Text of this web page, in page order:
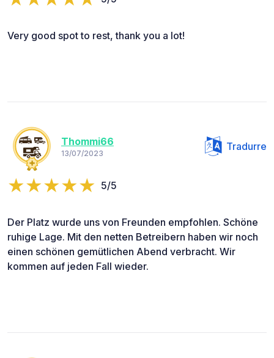
Very good spot to rest, thank you a lot!
Thommi66
13/07/2023
Tradurre
5/5
Der Platz wurde uns von Freunden empfohlen. Schöne
ruhige Lage. Mit den netten Betreibern haben wir noch
einen schönen gemütlichen Abend verbracht. Wir
kommen auf jeden Fall wieder.